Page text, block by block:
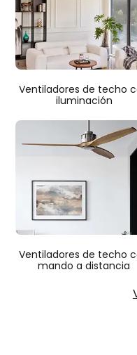
Ventiladores de techo
iluminación
Ventiladores de techo
mando a distancia